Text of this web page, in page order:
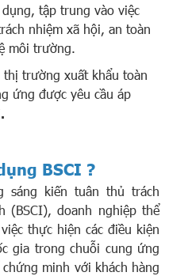
tập trung vào việc
nhiệm xã hội, an toàn
môi trường.
thị trường xuất khẩu toàn
ứng được yêu cầu áp
BSCI ?
sáng kiến tuân thủ trách
(BSCI), doanh nghiệp thể
thực hiện các điều kiện
gia trong chuỗi cung ứng
minh với khách hàng